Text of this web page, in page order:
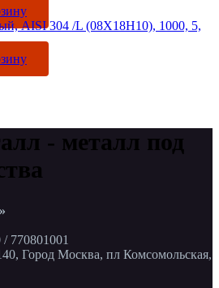
AISI 304 /L (08Х18Н10), 1000, 5,
- металл под
Город Москва, пл Комсомольская,